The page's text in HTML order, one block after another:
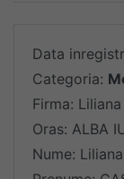
Data
Categoria:
Firma: Liliana
Oras: ALBA
Nume: Liliana